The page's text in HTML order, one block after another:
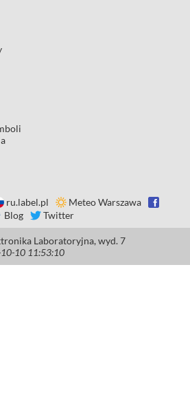
ru.label.pl
Meteo Warszawa
Blog Twitter
Laboratoryjna, wyd. 7
10 11:53:10